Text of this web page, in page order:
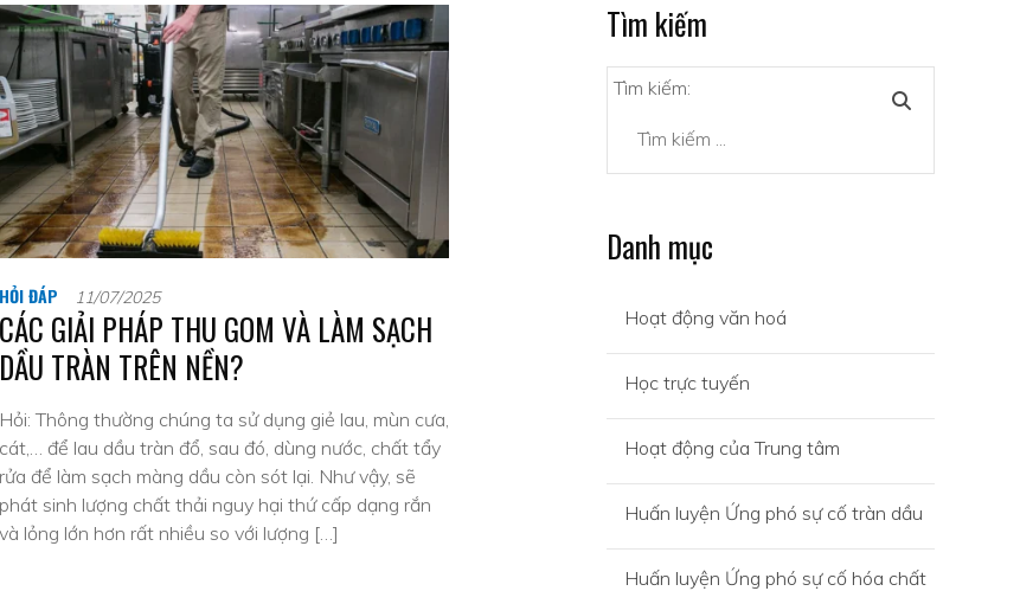
HỎI ĐÁP 11/07/2025
CÁC GIẢI PHÁP THU GOM VÀ LÀM SẠCH
DẦU TRÀN TRÊN NỀN?
Hỏi: Thông thường chúng ta sử dụng giẻ lau, mùn cưa,
cát,… để lau dầu tràn đổ, sau đó, dùng nước, chất tẩy
rửa để làm sạch màng dầu còn sót lại. Như vậy, sẽ
phát sinh lượng chất thải nguy hại thứ cấp dạng rắn
và lỏng lớn hơn rất nhiều so với lượng […]
Tìm kiếm
Tìm kiếm:
Danh mục
Hoạt động văn hoá
Học trực tuyến
Hoạt động của Trung tâm
Huấn luyện Ứng phó sự cố tràn dầu
Huấn luyện Ứng phó sự cố hóa chất